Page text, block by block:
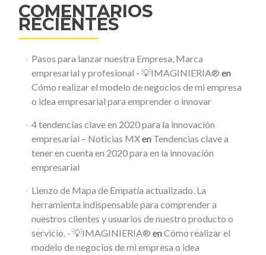
COMENTARIOS
RECIENTES
Pasos para lanzar nuestra Empresa, Marca
empresarial y profesional - 💡IMAGINIERIA® en
Cómo realizar el modelo de negocios de mi empresa
o idea empresarial para emprender o innovar
4 tendencias clave en 2020 para la innovación
empresarial – Noticias MXen Tendencias clave a
tener en cuenta en 2020 para en la innovación
empresarial
Lienzo de Mapa de Empatía actualizado. La
herramienta indispensable para comprender a
nuestros clientes y usuarios de nuestro producto o
servicio. - 💡IMAGINIERIA® enCómo realizar el
modelo de negocios de mi empresa o idea